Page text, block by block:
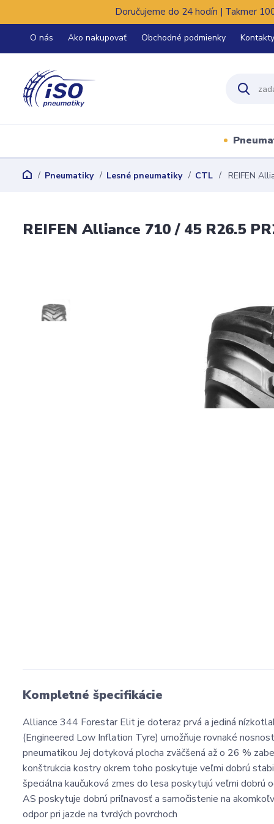
Doručujeme do 24 hodín | Takmer
O nás Ako nakupovať Obchodné podmienky Kontakty
Pneumatiky Lesné pneumatiky CTL REIFEN
REIFEN Alliance 710 / 45 R26.5
Kompletné špecifikácie
Alliance 344 Forestar Elit je doteraz prvá a jediná
(Engineered Low Inflation Tyre) umožňuje rovnaké
pneumatikou Jej dotyková plocha zväčšená až o 26 %
konštrukcia kostry okrem toho poskytuje veľmi dobrú
špeciálna kaučuková zmes do lesa poskytujú veľmi
AS poskytuje dobrú priľnavosť a samočistenie na
odpor pri jazde na tvrdých povrchoch